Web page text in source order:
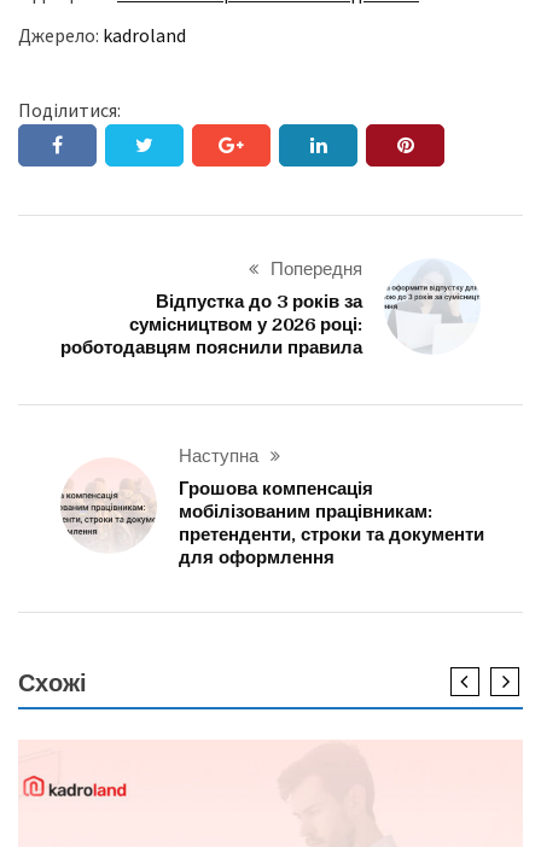
Джерело: kadroland
Поділитися:
Попередня
Відпустка до 3 років за
сумісництвом у 2026 році:
роботодавцям пояснили правила
Наступна
Грошова компенсація
мобілізованим працівникам:
претенденти, строки та документи
для оформлення
Схожі